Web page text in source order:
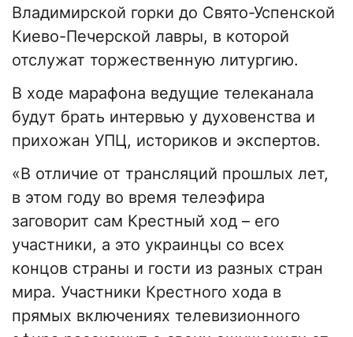
Владимирской горки до Свято-Успенской
Киево-Печерской лавры, в которой
отслужат торжественную литургию.
В ходе марафона ведущие телеканала
будут брать интервью у духовенства и
прихожан УПЦ, историков и экспертов.
«В отличие от трансляций прошлых лет,
в этом году во время телеэфира
заговорит сам Крестный ход – его
участники, а это украинцы со всех
концов страны и гости из разных стран
мира. Участники Крестного хода в
прямых включениях телевизионного